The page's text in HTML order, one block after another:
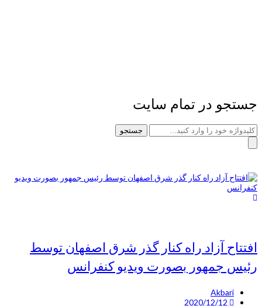
جستجو در تمام سایت
جستجو
افتتاح آزاد راه کنار گذر شرق اصفهان توسط
رئیس جمهور بصورت ویدیو کنفرانس
Akbari